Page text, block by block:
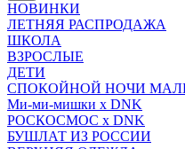
НОВИНКИ
ЛЕТНЯЯ РАСПРОДАЖА
ШКОЛА
ВЗРОСЛЫЕ
ДЕТИ
СПОКОЙНОЙ НОЧИ
Ми-ми-мишки x DNK
РОСКОСМОС x DNK
БУШЛАТ ИЗ РОССИИ